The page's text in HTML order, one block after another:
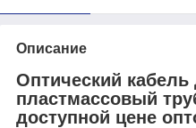
Описание
Оптический
пластмассовый
доступной цене